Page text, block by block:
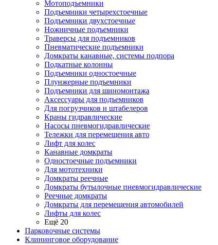
Мотоподъемники
Подъемники четырехстоечные
Подъемники двухстоечные
Ножничные подъемники
Траверсы для подъемников
Пневматические подъемники
Домкраты канавные, системы подпора
Подкатные колонны
Подъемники одностоечные
Плунжерные подъемники
Подъемники для шиномонтажа
Аксессуары для подъемников
Для погрузчиков и штабелеров
Краны гидравлические
Насосы пневмогидравлические
Тележки для перемещения авто
Лифт для колес
Канавные домкраты
Одностоечные подъемники
Для мототехники
Домкраты реечные
Домкраты бутылочные пневмогидравлические
Реечные домкраты
Домкраты для перемещения автомобилей
Лифты для колес
Ещё 20
Парковочные системы
Клининговое оборудование